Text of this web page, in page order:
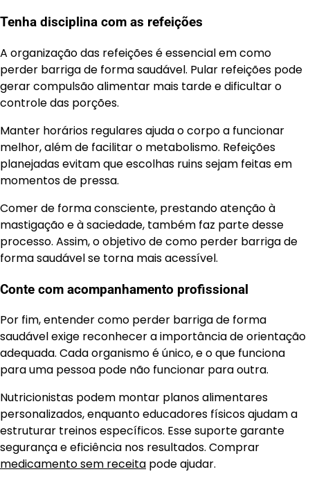
Tenha disciplina com as refeições
A organização das refeições é essencial em como
perder barriga de forma saudável. Pular refeições pode
gerar compulsão alimentar mais tarde e dificultar o
controle das porções.
Manter horários regulares ajuda o corpo a funcionar
melhor, além de facilitar o metabolismo. Refeições
planejadas evitam que escolhas ruins sejam feitas em
momentos de pressa.
Comer de forma consciente, prestando atenção à
mastigação e à saciedade, também faz parte desse
processo. Assim, o objetivo de como perder barriga de
forma saudável se torna mais acessível.
Conte com acompanhamento profissional
Por fim, entender como perder barriga de forma
saudável exige reconhecer a importância de orientação
adequada. Cada organismo é único, e o que funciona
para uma pessoa pode não funcionar para outra.
Nutricionistas podem montar planos alimentares
personalizados, enquanto educadores físicos ajudam a
estruturar treinos específicos. Esse suporte garante
segurança e eficiência nos resultados. Comprar
medicamento sem receita pode ajudar.